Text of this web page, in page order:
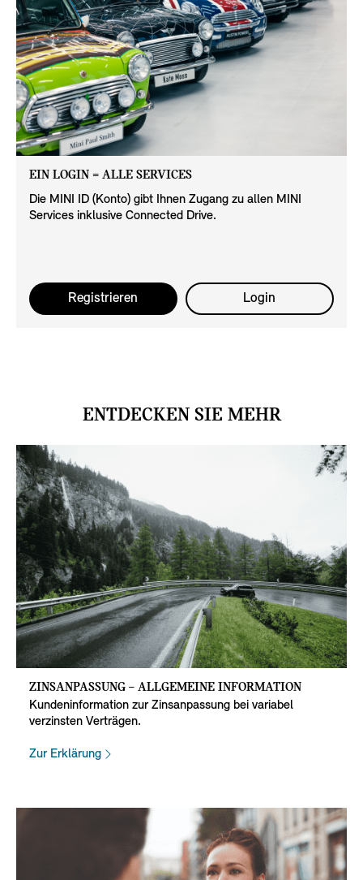
EIN LOGIN = ALLE SERVICES
Die MINI ID (Konto) gibt Ihnen Zugang zu allen MINI
Services inklusive Connected Drive.
Registrieren Login
ENTDECKEN SIE MEHR
ZINSANPASSUNG – ALLGEMEINE INFORMATION
Kundeninformation zur Zinsanpassung bei variabel
verzinsten Verträgen.
Zur Erklärung